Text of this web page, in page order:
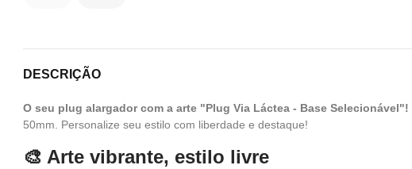
DESCRIÇÃO
O seu plug alargador com a arte "Plug Via Láctea - Base Selecionável"!
50mm. Personalize seu estilo com liberdade e destaque!
🎨 Arte vibrante, estilo livre